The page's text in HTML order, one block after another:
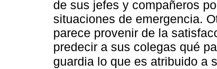
de sus jefes y compañeros
situaciones de emergencia.
parece provenir de la
predecir a sus colegas qué
guardia lo que es atribuido a